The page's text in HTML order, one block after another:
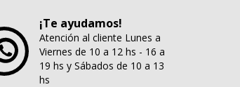
¡Te ayudamos!
Atención al cliente Lunes a
Viernes de 10 a 12 hs - 16 a
19 hs y Sábados de 10 a 13
hs